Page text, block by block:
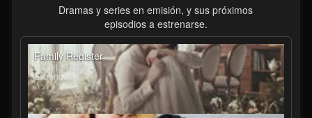
Dramas y series en emisión, y sus próximos
episodios a estrenarse.
Family Register
2026 | T1E25
Estreno hoy